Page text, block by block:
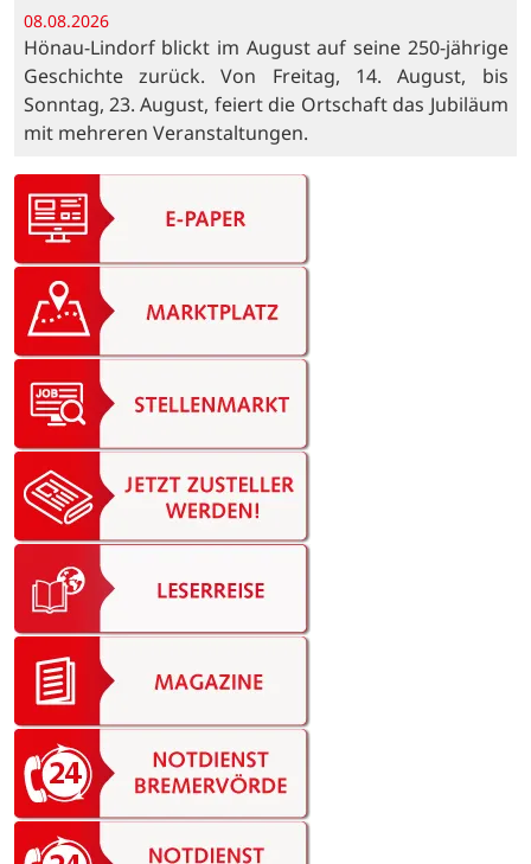
08.08.2026
Hönau-Lindorf blickt im August auf seine 250-jährige
Geschichte zurück. Von Freitag, 14. August, bis
Sonntag, 23. August, feiert die Ortschaft das Jubiläum
mit mehreren Veranstaltungen.